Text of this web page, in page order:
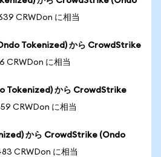
CRWDon に相当
Tokenized) から CrowdStrike
CRWDon に相当
Tokenized) から CrowdStrike
CRWDon に相当
から CrowdStrike (Ondo
CRWDon に相当